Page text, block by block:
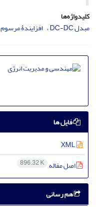
کلیدواژه‌ها
مبدل DC-DC
افزایندۀ مرسوم
فایل ها
اصل مقاله 896.32 K
هم رسانی